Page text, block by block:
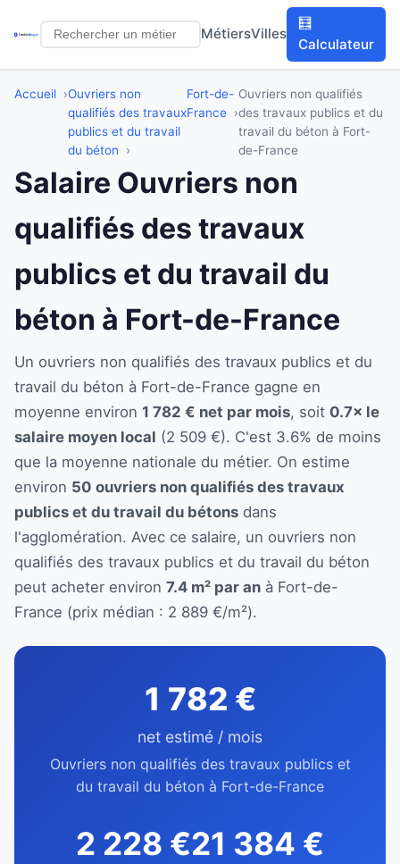
MétiersVilles
🧮
Calculateur
Accueil
Ouvriers non
qualifiés des travaux
publics et du travail
du béton
Fort-de-
France
Ouvriers non qualifiés
des travaux publics et du
travail du béton à Fort-
de-France
Salaire Ouvriers non
qualifiés des travaux
publics et du travail du
béton à Fort-de-France
Un ouvriers non qualifiés des travaux publics et du
travail du béton à Fort-de-France gagne en
moyenne environ 1 782 € net par mois, soit 0.7× le
salaire moyen local (2 509 €). C'est 3.6% de moins
que la moyenne nationale du métier. On estime
environ 50 ouvriers non qualifiés des travaux
publics et du travail du bétons dans
l'agglomération. Avec ce salaire, un ouvriers non
qualifiés des travaux publics et du travail du béton
peut acheter environ 7.4 m² par an à Fort-de-
France (prix médian : 2 889 €/m²).
1 782 €
net estimé / mois
Ouvriers non qualifiés des travaux publics et
du travail du béton à Fort-de-France
2 228 €21 384 €